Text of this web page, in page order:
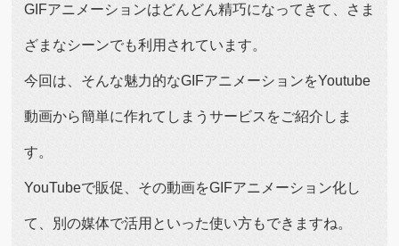
GIFアニメーションはどんどん精巧になってきて、さま
ざまなシーンでも利用されています。
今回は、そんな魅力的なGIFアニメーションをYoutube
動画から簡単に作れてしまうサービスをご紹介しま
す。
YouTubeで販促、その動画をGIFアニメーション化し
て、別の媒体で活用といった使い方もできますね。